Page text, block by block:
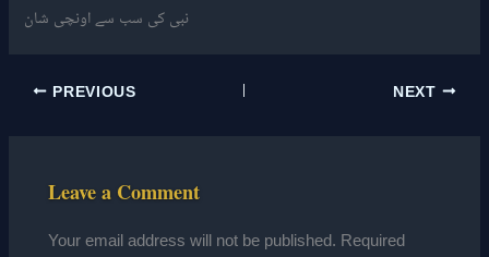
نبی کی سب سے اونچی شان
PREVIOUS NEXT
Leave a Comment
Your email address will not be published. Required